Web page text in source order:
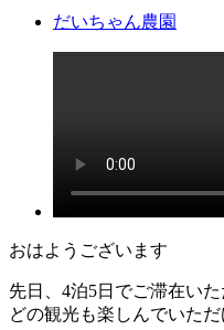
だいちゃん農園
おはようございます
先日、4泊5日でご滞在い
どの観光も楽しんでいただ